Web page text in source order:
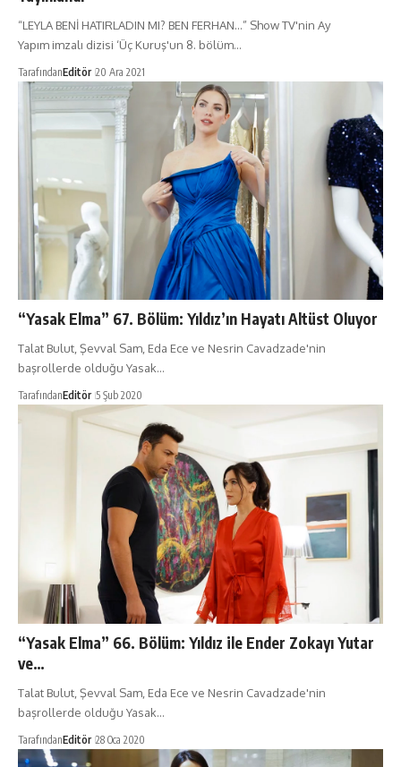
“LEYLA BENİ HATIRLADIN MI? BEN FERHAN…” Show TV'nin Ay
Yapım imzalı dizisi ‘Üç Kuruş'un 8. bölüm…
TarafındanEditör 20 Ara 2021
“Yasak Elma” 67. Bölüm: Yıldız’ın Hayatı Altüst Oluyor
Talat Bulut, Şevval Sam, Eda Ece ve Nesrin Cavadzade'nin
başrollerde olduğu Yasak…
TarafındanEditör 5 Şub 2020
“Yasak Elma” 66. Bölüm: Yıldız ile Ender Zokayı Yutar
ve…
Talat Bulut, Şevval Sam, Eda Ece ve Nesrin Cavadzade'nin
başrollerde olduğu Yasak…
TarafındanEditör 28 Oca 2020